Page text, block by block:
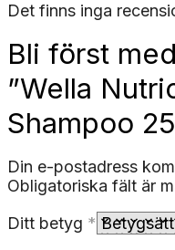
Det finns inga
Bli först
”Wella
Shampoo
Din e-postadress
Obligatoriska fält är
Ditt betyg *